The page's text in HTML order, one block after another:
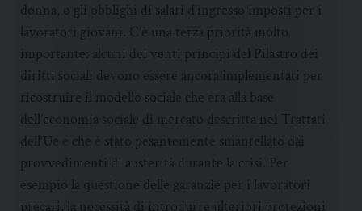
dell’Ue e che è stato pesantemente smantellato dai
provvedimenti di austerità durante la crisi. Per
esempio la questione delle garanzie per i lavoratori
precari, la necessità di introdurre ulteriori protezioni